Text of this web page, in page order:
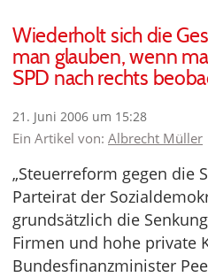
Wiederholt sich die
man glauben, wenn
SPD nach rechts
21. Juni 2006 um 15:28
Ein Artikel von: Albrecht Müller
„Steuerreform gegen die
Parteirat der
grundsätzlich die
Firmen und hohe private
Bundesfinanzminister